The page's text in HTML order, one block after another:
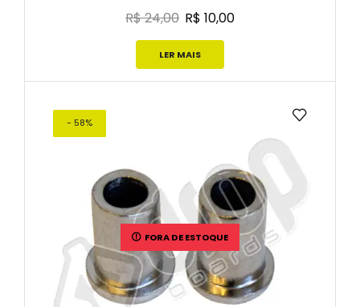
R$24,00 R$ 10,00
LER MAIS
- 58%
FORA DE ESTOQUE